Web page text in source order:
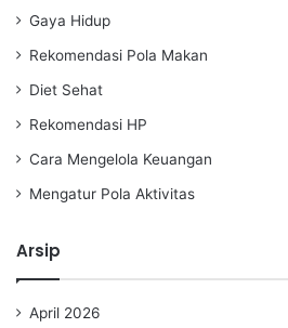
Gaya Hidup
Rekomendasi Pola Makan
Diet Sehat
Rekomendasi HP
Cara Mengelola Keuangan
Mengatur Pola Aktivitas
Arsip
April 2026